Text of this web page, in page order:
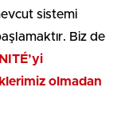
sistemi
Biz de
olmadan